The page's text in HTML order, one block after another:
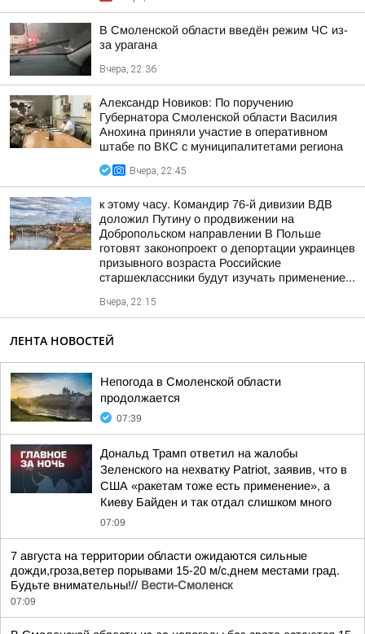
В Смоленской области введён режим ЧС из-
за урагана
Вчера, 22:36
Александр Новиков: По поручению
Губернатора Смоленской области Василия
Анохина приняли участие в оперативном
штабе по ВКС с муниципалитетами региона
Вчера, 22:45
к этому часу. Командир 76-й дивизии ВДВ
доложил Путину о продвижении на
Добропольском направлении В Польше
готовят законопроект о депортации украинцев
призывного возраста Российские
старшеклассники будут изучать применение...
Вчера, 22:15
ЛЕНТА НОВОСТЕЙ
Непогода в Смоленской области
продолжается
07:39
Дональд Трамп ответил на жалобы
Зеленского на нехватку Patriot, заявив, что в
США «ракетам тоже есть применение», а
Киеву Байден и так отдал слишком много
07:09
7 августа на территории области ожидаются сильные
дожди,гроза,ветер порывами 15-20 м/с,днем местами град.
Будьте внимательны!// Вести-Смоленск
07:09